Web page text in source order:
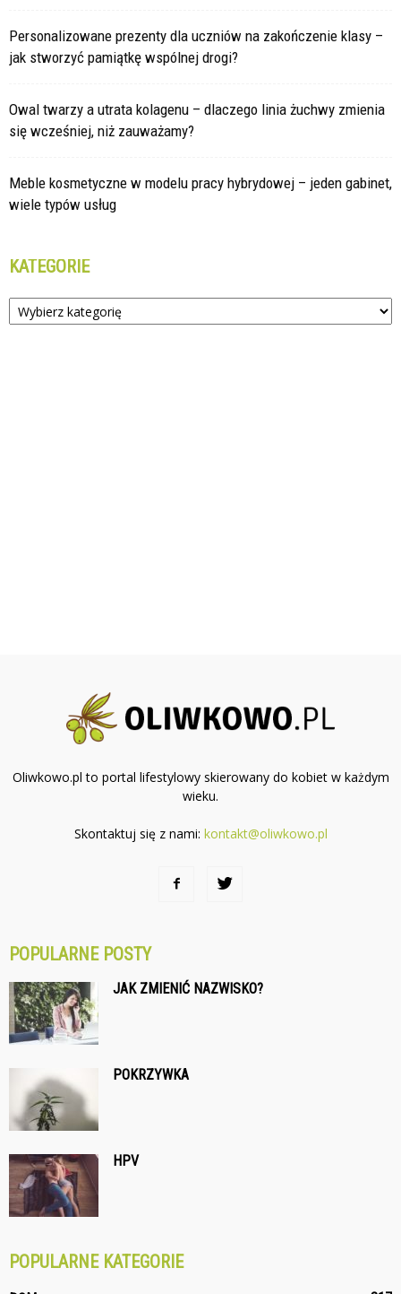
Personalizowane prezenty dla uczniów na zakończenie klasy –
jak stworzyć pamiątkę wspólnej drogi?
Owal twarzy a utrata kolagenu – dlaczego linia żuchwy zmienia
się wcześniej, niż zauważamy?
Meble kosmetyczne w modelu pracy hybrydowej – jeden gabinet,
wiele typów usług
KATEGORIE
Kategorie
Oliwkowo.pl to portal lifestylowy skierowany do kobiet w każdym
wieku.
Skontaktuj się z nami: kontakt@oliwkowo.pl
POPULARNE POSTY
JAK ZMIENIĆ NAZWISKO?
POKRZYWKA
HPV
POPULARNE KATEGORIE